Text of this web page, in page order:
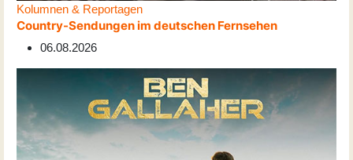
Kolumnen & Reportagen
Country-Sendungen im deutschen Fernsehen
06.08.2026